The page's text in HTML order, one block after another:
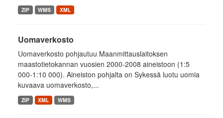
ZIP WMS XML
Uomaverkosto
Uomaverkosto pohjautuu Maanmittauslaitoksen
maastotietokannan vuosien 2000-2008 aineistoon (1:5
000-1:10 000). Aineiston pohjalta on Sykessä luotu uomia
kuvaava uomaverkosto,...
ZIP XML WMS